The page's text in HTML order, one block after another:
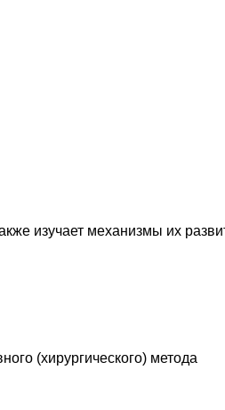
изучает механизмы их
(хирургического) метода